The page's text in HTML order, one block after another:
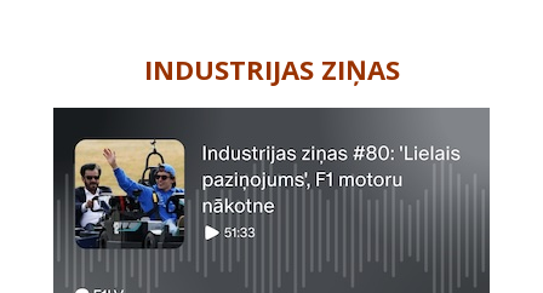
INDUSTRIJAS ZIŅAS